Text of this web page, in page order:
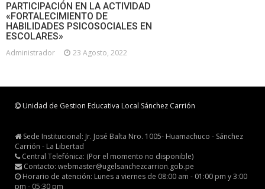
PARTICIPACIÓN EN LA ACTIVIDAD
«FORTALECIMIENTO DE
HABILIDADES PSICOSOCIALES EN
ESCOLARES»
Administrador 23 Agosto, 2022
Unidad de Gestion Educativa Local Sánchez Carrión
Sede Institucional: Jr. José Balta Nro. 1005- Huamachuco - Sánchez
Carrión - La Libertad
Central Telefónica: (Por el momento no disponible)
Contacto: webmaster@ugelsanchezcarrion.gob.pe
Horario de atención: Lunes a viernes de 08:00 am - 01:00 pm y 3:00
pm - 05:30 pm